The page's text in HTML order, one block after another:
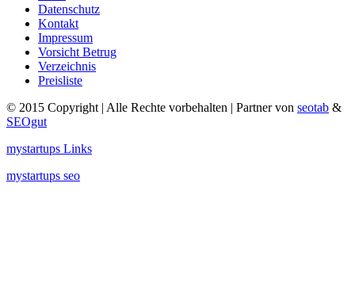
Datenschutz
Kontakt
Impressum
Vorsicht Betrug
Verzeichnis
Preisliste
© 2015 Copyright | Alle Rechte vorbehalten | Partner von seotab &
SEOgut
mystartups Links
mystartups seo